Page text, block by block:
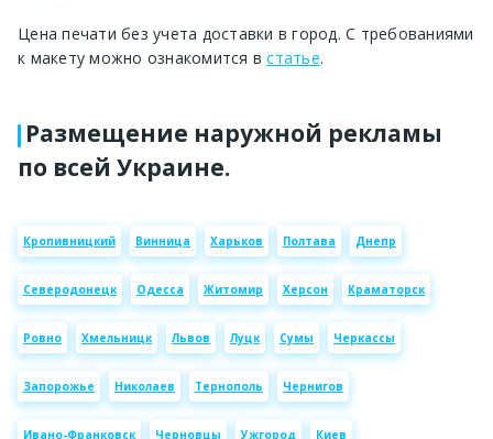
Цена печати без учета доставки в город. С требованиями
к макету можно ознакомится встатье.
Размещение наружной рекламы
по всей Украине.
Кропивницкий Винница Харьков Полтава Днепр
Северодонецк Одесса Житомир Херсон Краматорск
Ровно Хмельницк Львов Луцк Сумы Черкассы
Запорожье Николаев Тернополь Чернигов
Ивано-Франковск Черновцы Ужгород Киев